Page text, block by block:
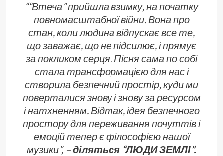
““Втеча” прийшла взимку, на початку
повномасштабної війни. Вона про
стан, коли людина відпускає все те,
що заважає, що не підсилює, і прямує
за покликом серця. Пісня сама по собі
стала трансформацією для нас і
створила безпечний простір, куди ми
поверталися знову і знову за ресурсом
і натхненням. Відтак, ідея безпечного
простору для переживання почуттів і
емоцій тепер є філософією нашої
музики”, –діляться “ЛЮДИ ЗЕМЛІ”.